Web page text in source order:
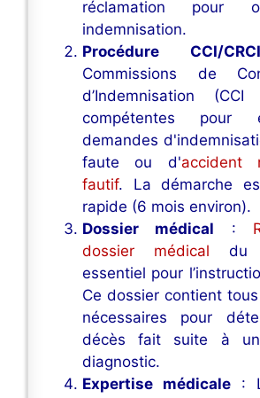
réclamation pour
indemnisation.
Procédure CCI/CRCI
Commissions de
d’Indemnisation
compétentes pour
demandes
faute ou d'accident
fautif. La démarche
rapide (6 mois environ).
Dossier médical :
dossier médical du
essentiel pour
Ce dossier contient
nécessaires pour
décès fait suite à
diagnostic.
Expertise médicale :